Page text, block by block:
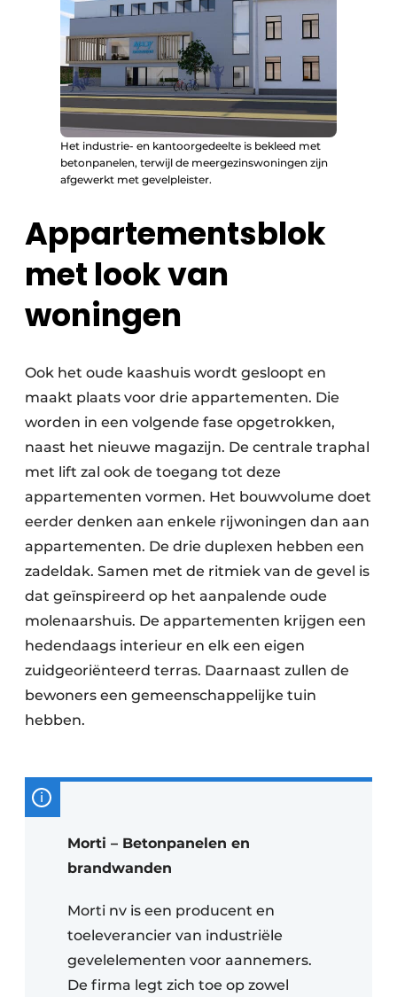
Het industrie- en kantoorgedeelte is bekleed met
betonpanelen, terwijl de meergezinswoningen zijn
afgewerkt met gevelpleister.
Appartementsblok
met look van
woningen
Ook het oude kaashuis wordt gesloopt en
maakt plaats voor drie appartementen. Die
worden in een volgende fase opgetrokken,
naast het nieuwe magazijn. De centrale traphal
met lift zal ook de toegang tot deze
appartementen vormen. Het bouwvolume doet
eerder denken aan enkele rijwoningen dan aan
appartementen. De drie duplexen hebben een
zadeldak. Samen met de ritmiek van de gevel is
dat geïnspireerd op het aanpalende oude
molenaarshuis. De appartementen krijgen een
hedendaags interieur en elk een eigen
zuidgeoriënteerd terras. Daarnaast zullen de
bewoners een gemeenschappelijke tuin
hebben.
Morti – Betonpanelen en
brandwanden
Morti nv is een producent en
toeleverancier van industriële
gevelelementen voor aannemers.
De firma legt zich toe op zowel